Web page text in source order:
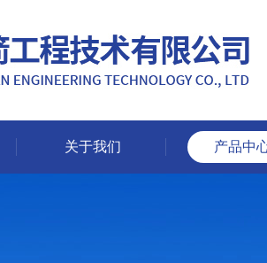
关于我们 产品中